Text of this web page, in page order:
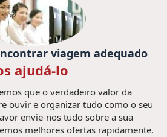
viagem adequado
ajudá-lo
que o verdadeiro valor da
ouvir e organizar tudo como o seu
envie-nos tudo sobre a sua
melhores ofertas rapidamente.